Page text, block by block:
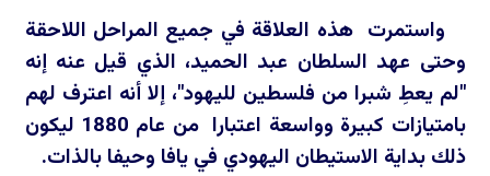
واستمرت هذه العلاقة في جميع المراحل اللاحقة
وحتى عهد السلطان عبد الحميد، الذي قيل عنه إنه
"لم يعطِ شبرا من فلسطين لليهود"، إلا أنه اعترف لهم
بامتيازات كبيرة وواسعة اعتبارا من عام 1880 ليكون
ذلك بداية الاستيطان اليهودي في يافا وحيفا بالذات.